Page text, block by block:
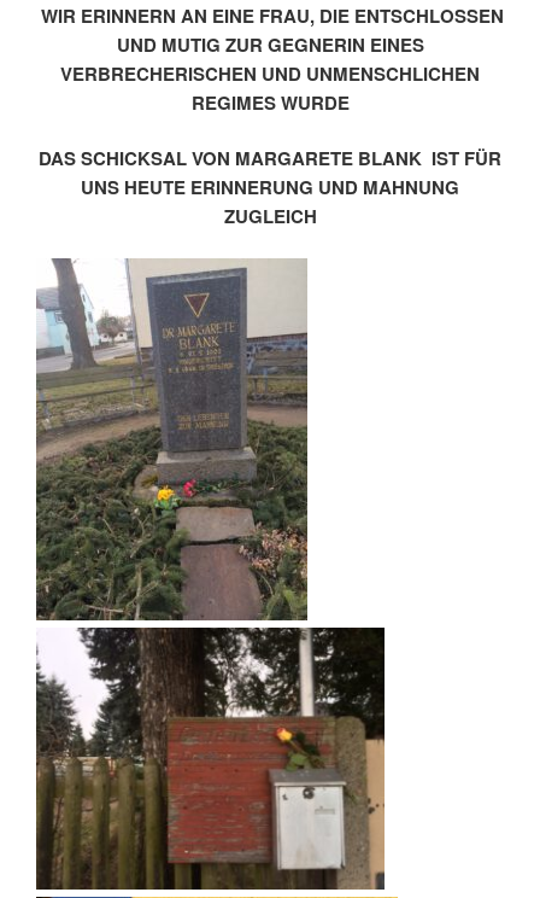
WIR ERINNERN AN EINE FRAU, DIE ENTSCHLOSSEN
UND MUTIG ZUR GEGNERIN EINES
VERBRECHERISCHEN UND UNMENSCHLICHEN
REGIMES WURDE
DAS SCHICKSAL VON MARGARETE BLANK IST FÜR
UNS HEUTE ERINNERUNG UND MAHNUNG
ZUGLEICH